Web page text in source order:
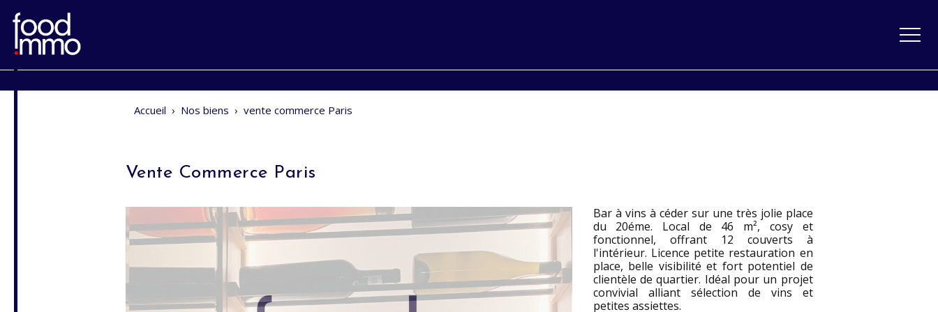
Accueil › Nos biens › vente commerce Paris
Vente Commerce Paris
Bar à vins à céder sur une très jolie place
du 20éme. Local de 46 m², cosy et
fonctionnel, offrant 12 couverts à
l'intérieur. Licence petite restauration en
place, belle visibilité et fort potentiel de
clientèle de quartier. Idéal pour un projet
convivial alliant sélection de vins et
petites assiettes.